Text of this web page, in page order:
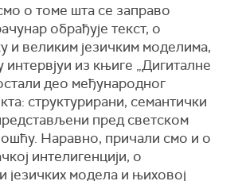
о томе шта се заправо
обрађује текст, о
и великим језичким моделима,
интервјуи из књиге „Дигиталне
део међународног
структурирани, семантички
пред светском
Наравно, причали смо и о
интелигенцији, о
језичких модела и њиховој